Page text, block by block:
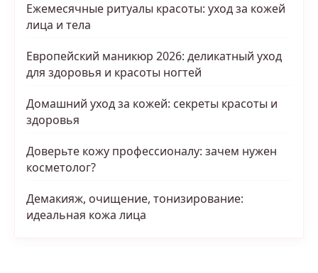
Ежемесячные ритуалы красоты: уход за кожей
лица и тела
Европейский маникюр 2026: деликатный уход
для здоровья и красоты ногтей
Домашний уход за кожей: секреты красоты и
здоровья
Доверьте кожу профессионалу: зачем нужен
косметолог?
Демакияж, очищение, тонизирование:
идеальная кожа лица